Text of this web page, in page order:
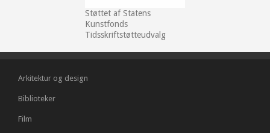
Støttet af Statens
Kunstfonds
Tidsskriftstøtteudvalg
Arkitektur og design
Biblioteker
Film